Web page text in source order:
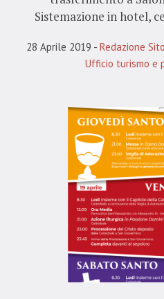
Sistemazione in hotel,
28 Aprile 2019 Redazione Sito
Ufficio turismo e